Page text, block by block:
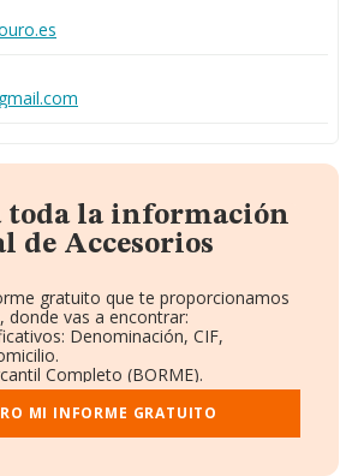
toda la información
de Accesorios
gratuito que te proporcionamos
donde vas a encontrar:
Denominación, CIF,
Completo (BORME).
Ventas y Empleados.
y Administradores.
MI INFORME GRATUITO